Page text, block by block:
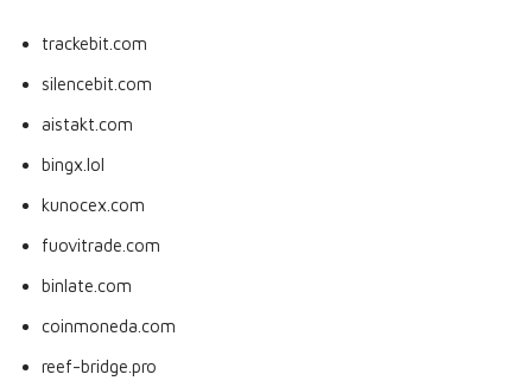
trackebit.com
silencebit.com
aistakt.com
bingx.lol
kunocex.com
fuovitrade.com
binlate.com
coinmoneda.com
reef-bridge.pro